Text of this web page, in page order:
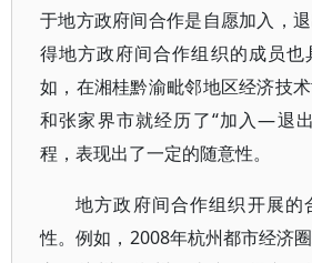
于地方政府间合作是自愿加入，
得地方政府间合作组织的成员也
如，在湘桂黔渝毗邻地区经济技
和张家界市就经历了“加入—退
程，表现出了一定的随意性。
地方政府间合作组织开展的
性。例如，2008年杭州都市经济